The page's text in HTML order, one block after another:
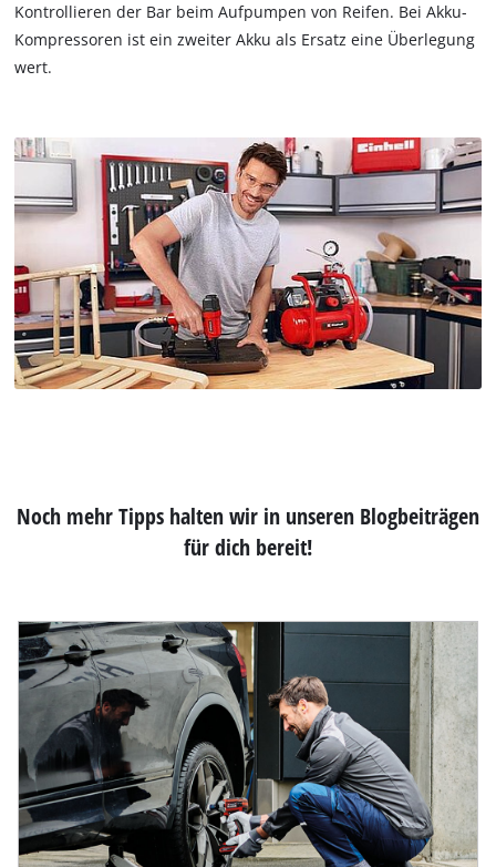
Kontrollieren der Bar beim Aufpumpen von Reifen. Bei Akku-
Kompressoren ist ein zweiter Akku als Ersatz eine Überlegung
wert.
Noch mehr Tipps halten wir in unseren Blogbeiträgen
für dich bereit!